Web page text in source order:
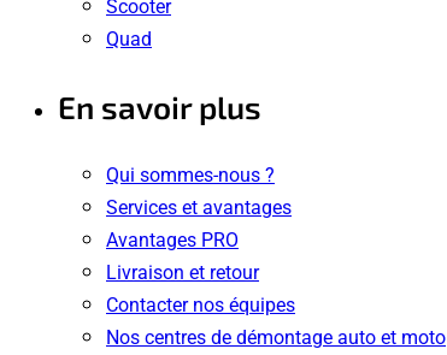
Quad
En savoir plus
Qui sommes-nous ?
Services et avantages
Avantages PRO
Livraison et retour
Contacter nos équipes
Nos centres de démontage auto et moto